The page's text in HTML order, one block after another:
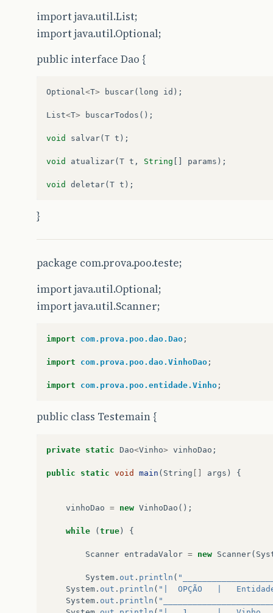
import java.util.List;
import java.util.Optional;
public interface Dao {
Optional<T> buscar( long id );
List<T> buscarTodos ();
void salvar( T t );
void atualizar( T t , String params );
void deletar( T t );
}
package com.prova.poo.teste;
import java.util.Optional;
import java.util.Scanner;
import com.prova.poo.dao.Dao ;
import com.prova.poo.dao.VinhoDao ;
import com.prova.poo.entidade.Vinho ;
public class Testemain {
private static Dao<Vinho> vinhoDao ;
public static void main ( String [] args ) {
vinhoDao = new VinhoDao ();
while (true) {
Scanner entradaValor = new Scanner(
System . out . println (
System . out . println ( "|  OPÇÃO   |
System . out . println (